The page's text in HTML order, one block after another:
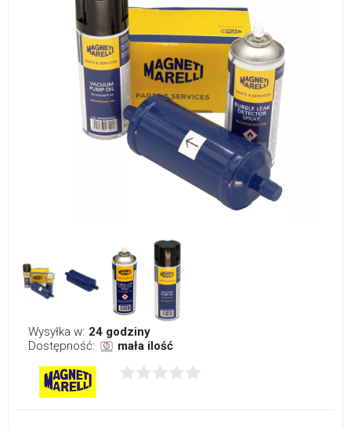
Wysyłka w: 24 godziny
Dostępność:
mała ilość